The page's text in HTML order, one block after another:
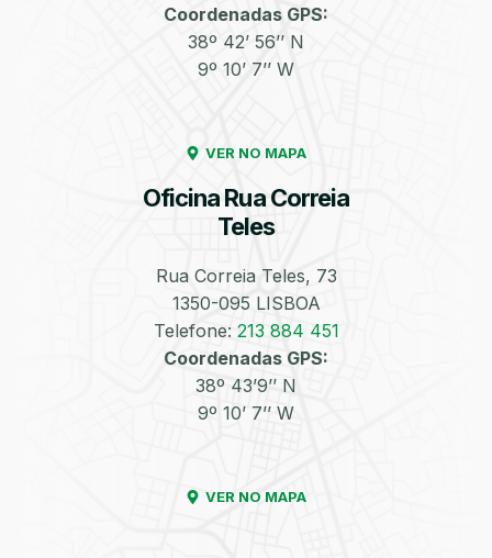
Coordenadas GPS:
38º 42’ 56’’ N
9º 10’ 7’’ W
VER NO MAPA
Oficina Rua Correia
Teles
Rua Correia Teles, 73
1350-095 LISBOA
Telefone: 213 884 451
Coordenadas GPS:
38º 43’9’’ N
9º 10’ 7’’ W
VER NO MAPA
Enchimento de
Azoto/Nitrogénio
Pneus e Jantes
Rodas
Jantes